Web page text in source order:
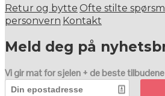
Retur og bytte Ofte stilte
personvern Kontakt
Meld deg på
Vi gir mat for sjelen + de beste